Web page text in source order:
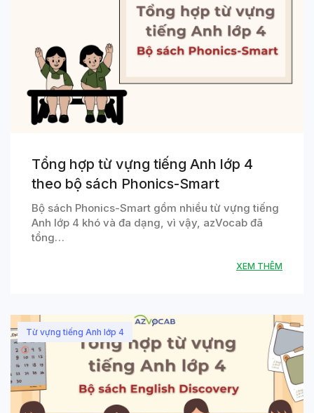
Tổng hợp từ vựng tiếng Anh lớp 4
theo bộ sách Phonics-Smart
Bộ sách Phonics-Smart gồm nhiều từ vựng tiếng
Anh lớp 4 khó và đa dạng, vì vậy, azVocab đã
tổng…
XEM THÊM
Từ vựng tiếng Anh lớp 4